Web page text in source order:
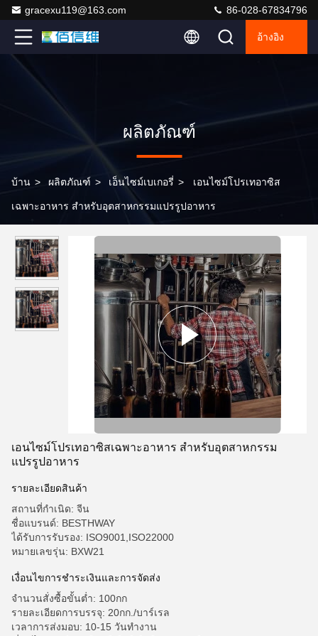
gracexu119@163.com 86-028-67834796
อ้างอิง
ผลิตภัณฑ์
บ้าน > ผลิตภัณฑ์ > เอ็นไซม์เบเกอรี่ > เอนไซม์โปรเทอาซิส
เฉพาะอาหาร สําหรับอุตสาหกรรมแปรรูปอาหาร
เอนไซม์โปรเทอาซิสเฉพาะอาหาร สําหรับอุตสาหกรรม
แปรรูปอาหาร
รายละเอียดสินค้า
สถานที่กำเนิด: จีน
ชื่อแบรนด์: BESTHWAY
ได้รับการรับรอง: ISO9001,ISO22000
หมายเลขรุ่น: BXW21
เงื่อนไขการชําระเงินและการจัดส่ง
จำนวนสั่งซื้อขั้นต่ำ: 100กก
รายละเอียดการบรรจุ: 20กก./บาร์เรล
เวลาการส่งมอบ: 10-15 วันทำงาน